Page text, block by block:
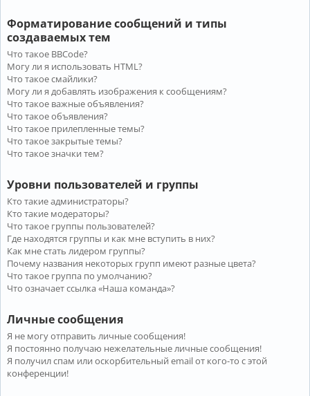
Форматирование сообщений и типы
создаваемых тем
Что такое BBCode?
Могу ли я использовать HTML?
Что такое смайлики?
Могу ли я добавлять изображения к сообщениям?
Что такое важные объявления?
Что такое объявления?
Что такое прилепленные темы?
Что такое закрытые темы?
Что такое значки тем?
Уровни пользователей и группы
Кто такие администраторы?
Кто такие модераторы?
Что такое группы пользователей?
Где находятся группы и как мне вступить в них?
Как мне стать лидером группы?
Почему названия некоторых групп имеют разные цвета?
Что такое группа по умолчанию?
Что означает ссылка «Наша команда»?
Личные сообщения
Я не могу отправить личные сообщения!
Я постоянно получаю нежелательные личные сообщения!
Я получил спам или оскорбительный email от кого-то с этой
конференции!